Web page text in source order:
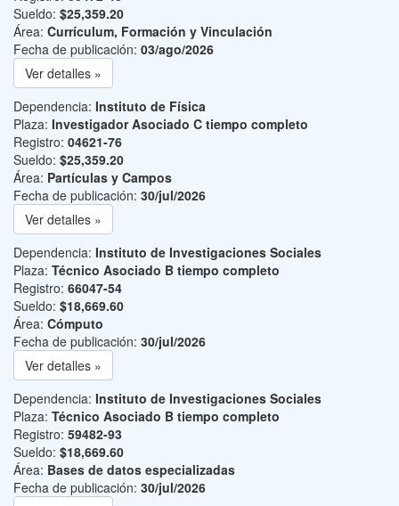
Sueldo: $25,359.20
Área: Currículum, Formación y Vinculación
Fecha de publicación: 03/ago/2026
Ver detalles »
Dependencia: Instituto de Física
Plaza: Investigador Asociado C tiempo completo
Registro: 04621-76
Sueldo: $25,359.20
Área: Partículas y Campos
Fecha de publicación: 30/jul/2026
Ver detalles »
Dependencia: Instituto de Investigaciones Sociales
Plaza: Técnico Asociado B tiempo completo
Registro: 66047-54
Sueldo: $18,669.60
Área: Cómputo
Fecha de publicación: 30/jul/2026
Ver detalles »
Dependencia: Instituto de Investigaciones Sociales
Plaza: Técnico Asociado B tiempo completo
Registro: 59482-93
Sueldo: $18,669.60
Área: Bases de datos especializadas
Fecha de publicación: 30/jul/2026